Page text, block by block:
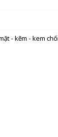
- kẽm - kem